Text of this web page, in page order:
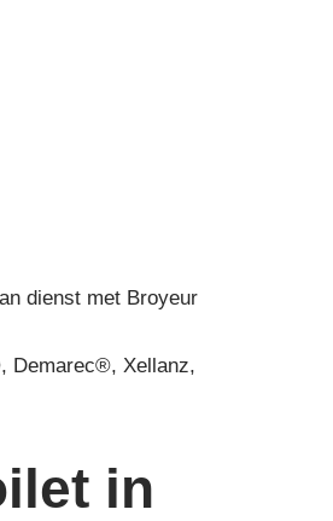
dienst met Broyeur
Demarec®, Xellanz,
in